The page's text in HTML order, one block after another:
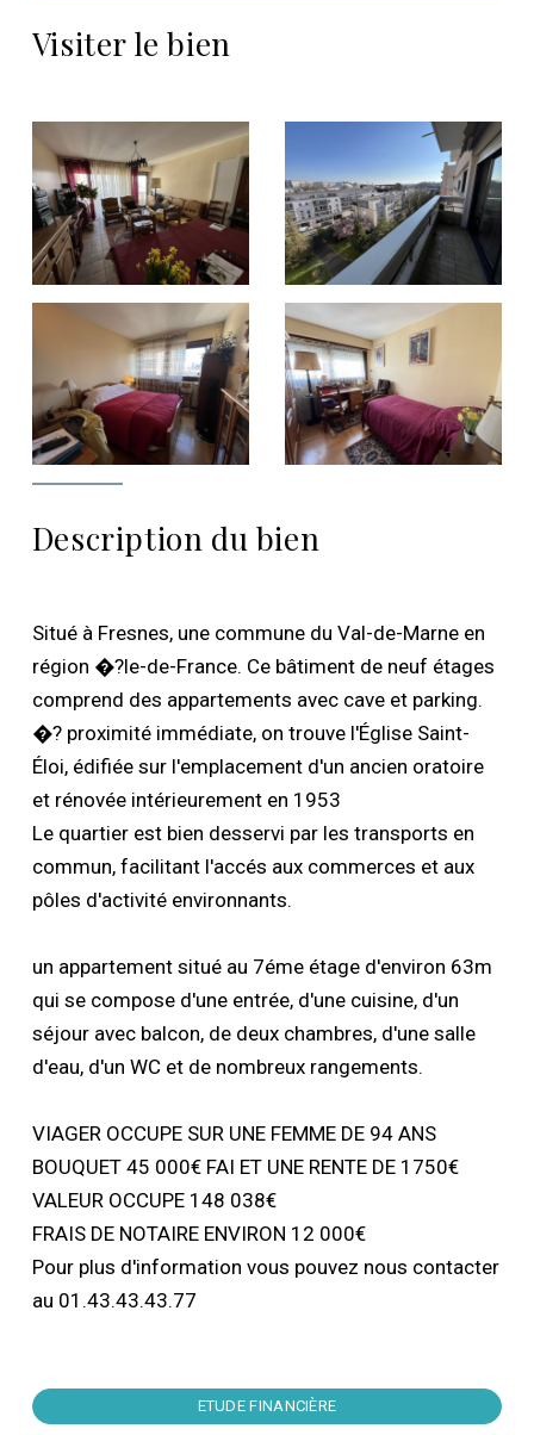
Visiter le bien
Description du bien
Situé à Fresnes, une commune du Val-de-Marne en
région �?le-de-France. Ce bâtiment de neuf étages
comprend des appartements avec cave et parking.
�? proximité immédiate, on trouve l'Église Saint-
Éloi, édifiée sur l'emplacement d'un ancien oratoire
et rénovée intérieurement en 1953
Le quartier est bien desservi par les transports en
commun, facilitant l'accés aux commerces et aux
pôles d'activité environnants.
un appartement situé au 7éme étage d'environ 63m
qui se compose d'une entrée, d'une cuisine, d'un
séjour avec balcon, de deux chambres, d'une salle
d'eau, d'un WC et de nombreux rangements.
VIAGER OCCUPE SUR UNE FEMME DE 94 ANS
BOUQUET 45 000€ FAI ET UNE RENTE DE 1750€
VALEUR OCCUPE 148 038€
FRAIS DE NOTAIRE ENVIRON 12 000€
Pour plus d'information vous pouvez nous contacter
au 01.43.43.43.77
ETUDE FINANCIÈRE